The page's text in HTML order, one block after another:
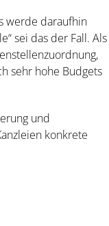
werde daraufhin
sei das der Fall. Als
sehr hohe Budgets
und
konkrete